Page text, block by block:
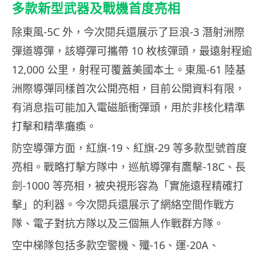
多款新型武器及戰機首度亮相
除東風-5C 外，今次閱兵還展示了巨浪-3 潛射洲際
彈道導彈，該導彈可攜帶 10 枚核彈頭，最遠射程逾
12,000 公里，射程可覆蓋美國本土。東風-61 陸基
洲際導彈同樣首次公開亮相，目前公開資料有限，
有消息指可能加入電磁脈衝彈頭，用於非核化精準
打擊和精準癱瘓。
防空導彈方面，紅旗-19、紅旗-29 等多款型號首度
亮相。戰略打擊方隊中，巡航導彈有鷹擊-18C、長
劍-1000 等亮相，被央視形容為「實施遠程精確打
擊」的利器。今次閱兵還展示了網絡空間作戰方
隊、電子對抗方隊以及三個無人作戰群方隊。
空中梯隊包括多款空警機、殲-16、運-20A、